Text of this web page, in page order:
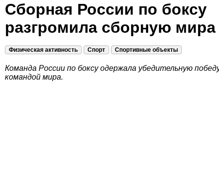
Сборная России по боксу
разгромила сборную мира
Физическая активность Спорт Спортивные объекты
Команда России по боксу одержала убедительную
командой мира.